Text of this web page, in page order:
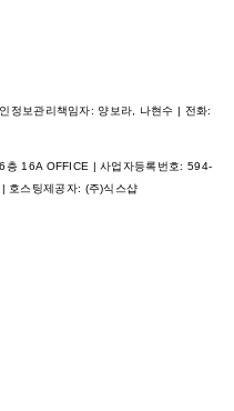
정보관리책임자: 양보라, 나현수 | 전화:
층 16A OFFICE | 사업자등록번호: 594-
| 호스팅제공자: (주)식스샵